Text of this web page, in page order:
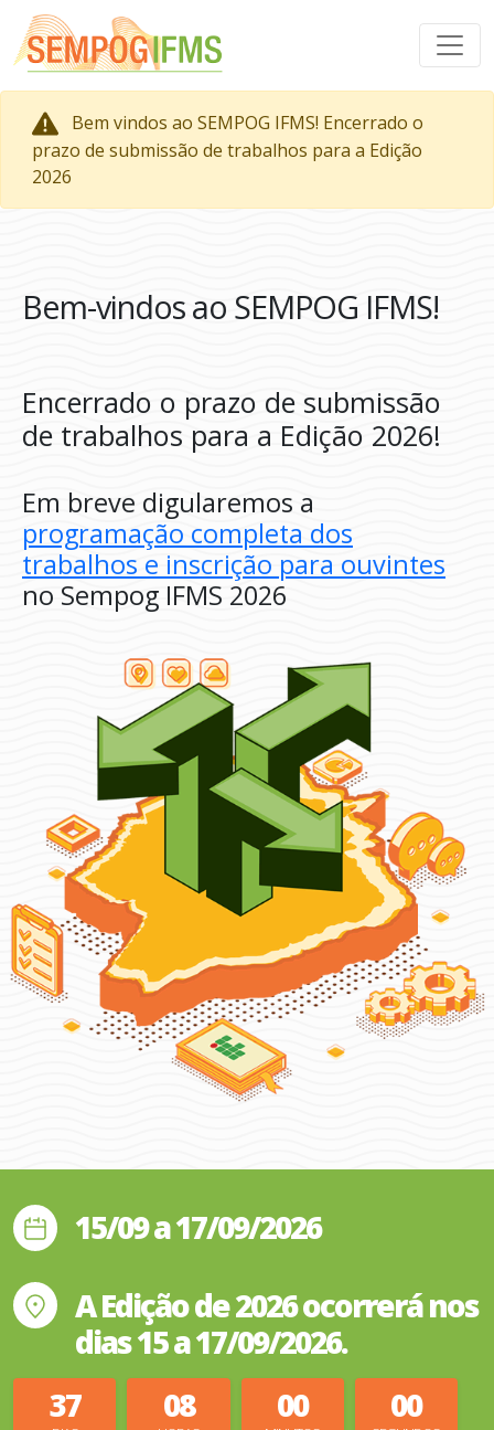
Bem vindos ao SEMPOG IFMS! Encerrado o
prazo de submissão de trabalhos para a Edição
2026
Bem-vindos ao SEMPOG IFMS!
Encerrado o prazo de submissão
de trabalhos para a Edição 2026!
Em breve digularemos a
programação completa dos
trabalhos e inscrição para ouvintes
no Sempog IFMS 2026
15/09 a 17/09/2026
A Edição de 2026 ocorrerá nos
dias 15 a 17/09/2026.
37
07 59 59